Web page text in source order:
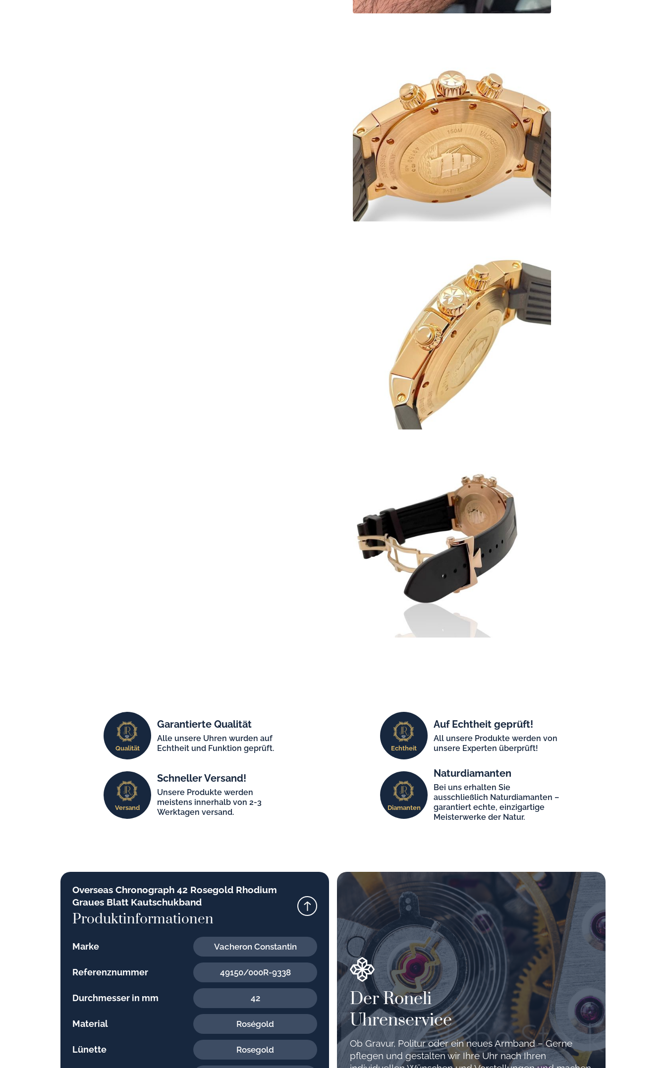
Qualität
Garantierte Qualität
Alle unsere Uhren wurden auf
Echtheit und Funktion geprüft.
Echtheit
Auf Echtheit geprüft!
All unsere Produkte werden von
unsere Experten überprüft!
Versand
Schneller Versand!
Unsere Produkte werden
meistens innerhalb von 2-3
Werktagen versand.
Diamanten
Naturdiamanten
Bei uns erhalten Sie
ausschließlich Naturdiamanten –
garantiert echte, einzigartige
Meisterwerke der Natur.
Overseas Chronograph 42 Rosegold Rhodium
Graues Blatt Kautschukband
Produktinformationen
Marke Vacheron Constantin
Referenznummer 49150/000R-9338
Durchmesser in mm 42
Material Roségold
Lünette Rosegold
Der Roneli
Uhrenservice
Ob Gravur, Politur oder ein neues Armband – Gerne
pflegen und gestalten wir Ihre Uhr nach Ihren